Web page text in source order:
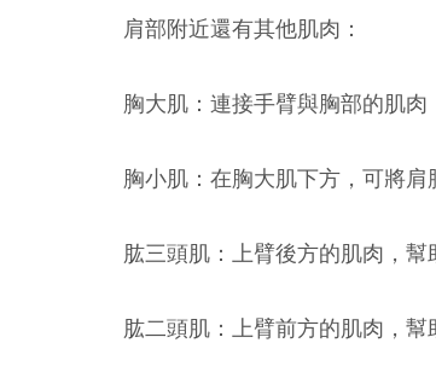
肩部附近還有其他肌肉：
胸大肌：連接手臂與胸部的肌肉
胸小肌：在胸大肌下方，可將肩
肱三頭肌：上臂後方的肌肉，幫
肱二頭肌：上臂前方的肌肉，幫